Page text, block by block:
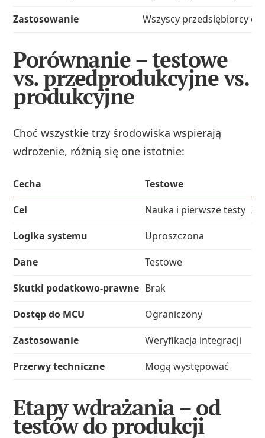
Zastosowanie
Wszyscy przedsiębiorcy od
Porównanie – testowe
vs. przedprodukcyjne vs.
produkcyjne
Choć wszystkie trzy środowiska wspierają
wdrożenie, różnią się one istotnie:
Cecha Testowe
Cel
Nauka i pierwsze testy
Logika systemu
Uproszczona
Dane
Testowe
Skutki podatkowo-prawne Brak
Dostęp do MCU
Ograniczony
Zastosowanie
Weryfikacja integracji
Przerwy techniczne
Mogą występować
Etapy wdrażania – od
testów do produkcji